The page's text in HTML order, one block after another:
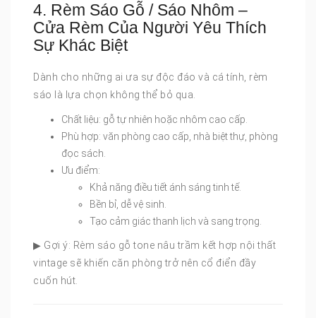
4. Rèm Sáo Gỗ / Sáo Nhôm –
Cửa Rèm Của Người Yêu Thích
Sự Khác Biệt
Dành cho những ai ưa sự độc đáo và cá tính, rèm
sáo là lựa chọn không thể bỏ qua.
Chất liệu: gỗ tự nhiên hoặc nhôm cao cấp.
Phù hợp: văn phòng cao cấp, nhà biệt thự, phòng
đọc sách.
Ưu điểm:
Khả năng điều tiết ánh sáng tinh tế.
Bền bỉ, dễ vệ sinh.
Tạo cảm giác thanh lịch và sang trọng.
▶ Gợi ý: Rèm sáo gỗ tone nâu trầm kết hợp nội thất
vintage sẽ khiến căn phòng trở nên cổ điển đầy
cuốn hút.